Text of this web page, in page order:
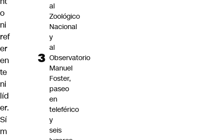
o
ni
ref
er
en
te
ni
líd
er.
Sí
m
al
Zoológico
Nacional
y
al
Observatorio
Manuel
Foster,
paseo
en
teleférico
y
seis